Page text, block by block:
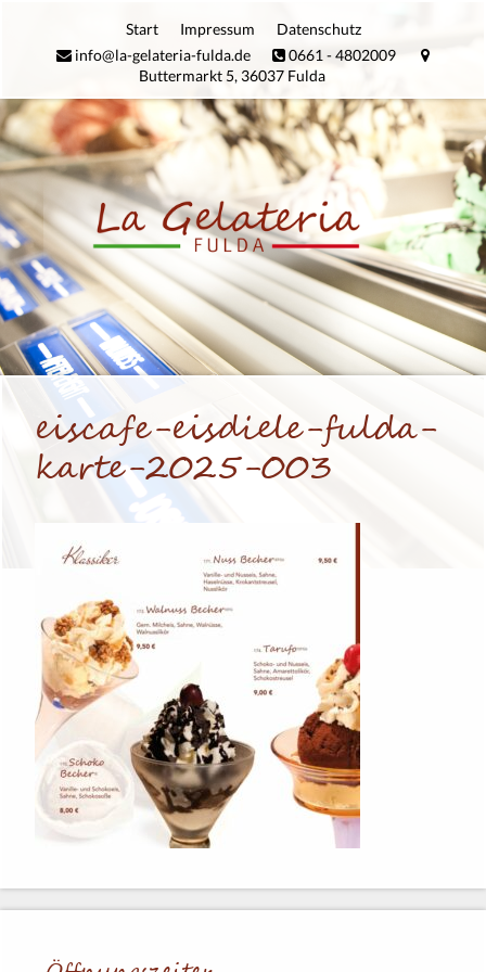
springen
Start Impres­sum
Daten­schutz
info@la-gelateria-fulda.de
0661 - 4802009
Buttermarkt 5, 36037 Fulda
eiscafe-eisdiele-fulda-
karte-2025-003